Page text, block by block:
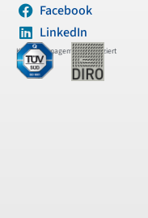
Facebook
LinkedIn
Kanzleimanagement zertifiziert